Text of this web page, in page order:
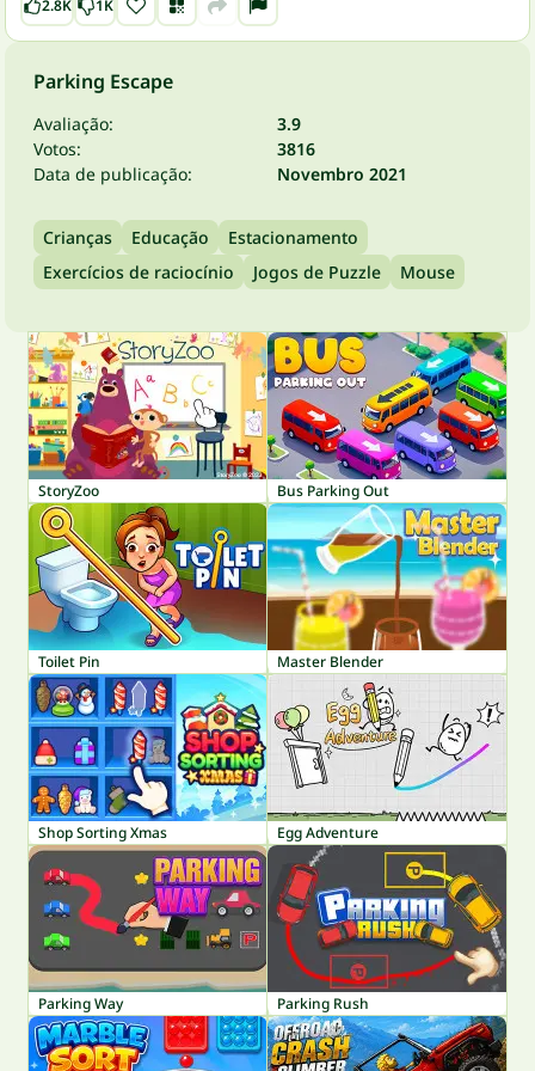
2.8K 1K
Parking Escape
Avaliação:
3.9
Votos:
3816
Data de publicação:
Novembro 2021
Crianças Educação
Estacionamento
Exercícios de raciocínio
Jogos de Puzzle Mouse
StoryZoo Bus Parking Out
Toilet Pin Master Blender
Shop Sorting Xmas Egg Adventure
Parking Way Parking Rush